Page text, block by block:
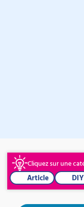
Cliquez sur une
Article DIY